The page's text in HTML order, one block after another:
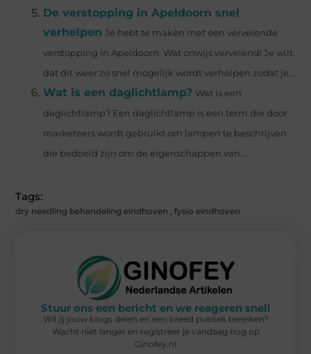
De verstopping in Apeldoorn snel
verhelpen Je hebt te maken met een vervelende
verstopping in Apeldoorn. Wat onwijs vervelend! Je wilt
dat dit weer zo snel mogelijk wordt verholpen zodat je...
Wat is een daglichtlamp? Wat is een
daglichtlamp? Een daglichtlamp is een term die door
marketeers wordt gebruikt om lampen te beschrijven
die bedoeld zijn om de eigenschappen van...
Tags:
dry needling behandeling eindhoven ,fysio eindhoven
Stuur ons een bericht en we reageren snel!
Wil jij jouw blogs delen en een breed publiek bereiken?
Wacht niet langer en registreer je vandaag nog op
Ginofey.nl